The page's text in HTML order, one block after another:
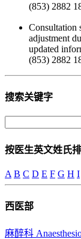
(853) 2882
Consultation
adjustment
updated
(853) 2882
搜索关键字
按医生英文姓氏
A B C D E F G H I
西医部
麻醉科